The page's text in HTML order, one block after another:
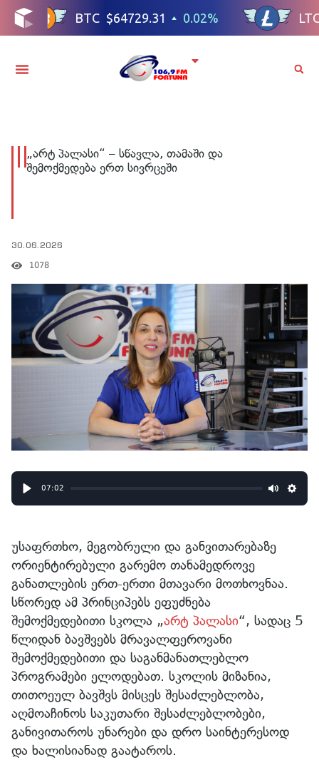
„არტ პალასი“ – სწავლა, თამაში და
შემოქმედება ერთ სივრცეში
30.06.2026
1078
Play
07:02
Mute
უსაფრთხო, მეგობრული და განვითარებაზე
ორიენტირებული გარემო თანამედროვე
განათლების ერთ-ერთი მთავარი მოთხოვნაა.
სწორედ ამ პრინციპებს ეფუძნება
შემოქმედებითი სკოლა „არტ პალასი“, სადაც 5
წლიდან ბავშვებს მრავალფეროვანი
შემოქმედებითი და საგანმანათლებლო
პროგრამები ელოდებათ. სკოლის მიზანია,
თითოეულ ბავშვს მისცეს შესაძლებლობა,
აღმოაჩინოს საკუთარი შესაძლებლობები,
განივითაროს უნარები და დრო საინტერესოდ
და ხალისიანად გაატაროს.